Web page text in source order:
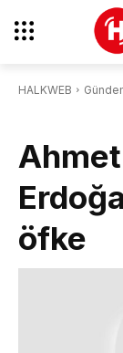
HALKWEB
Ahmet
öfke